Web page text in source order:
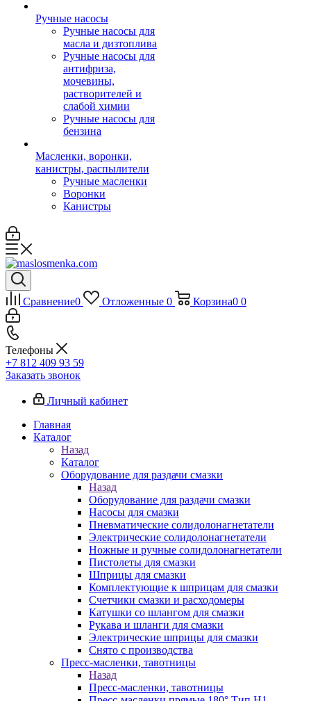
Ручные насосы
Ручные насосы для
масла и дизтоплива
Ручные насосы для
антифриза,
мочевины,
растворителей и
слабой химии
Ручные насосы для
бензина
Масленки, воронки,
канистры, распылители
Ручные масленки
Воронки
Канистры
Сравнение0 Отложенные 0 Корзина0 0
Телефоны
+7 812 409 93 59
Заказать звонок
Личный кабинет
Главная
Каталог
Назад
Каталог
Оборудование для раздачи смазки
Назад
Оборудование для раздачи смазки
Насосы для смазки
Пневматические солидолонагнетатели
Электрические солидолонагнетатели
Ножные и ручные солидолонагнетатели
Пистолеты для смазки
Шприцы для смазки
Комплектующие к шприцам для смазки
Счетчики смазки и расходомеры
Катушки со шлангом для смазки
Рукава и шланги для смазки
Электрические шприцы для смазки
Снято с производства
Пресс-масленки, тавотницы
Назад
Пресс-масленки, тавотницы